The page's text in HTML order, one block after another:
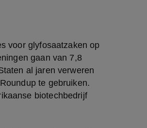
voor glyfosaatzaken op
gaan van 7,8
al jaren verweren
te gebruiken.
biotechbedrijf